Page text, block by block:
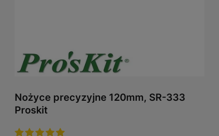
Nożyce precyzyjne 120mm, SR-333
Proskit